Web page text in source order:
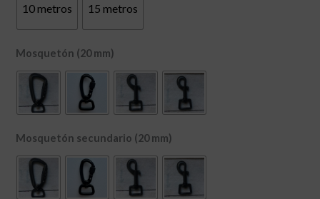
10 metros 15 metros
Mosquetón (20 mm)
Mosquetón secundario (20 mm)